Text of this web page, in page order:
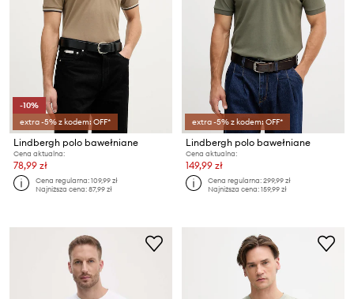
-10%
extra -5% z kodem: OFF*
Lindbergh polo bawełniane
Cena aktualna:
78,99 zł
Cena regularna:109,99 zł
Najniższa cena:87,99 zł
extra -5% z kodem: OFF*
Lindbergh polo bawełniane
Cena aktualna:
149,99 zł
Cena regularna:299,99 zł
Najniższa cena:159,99 zł